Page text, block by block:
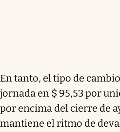
En tanto, el tipo de cambio
jornada en $ 95,53 por
por encima del cierre de
mantiene el ritmo de